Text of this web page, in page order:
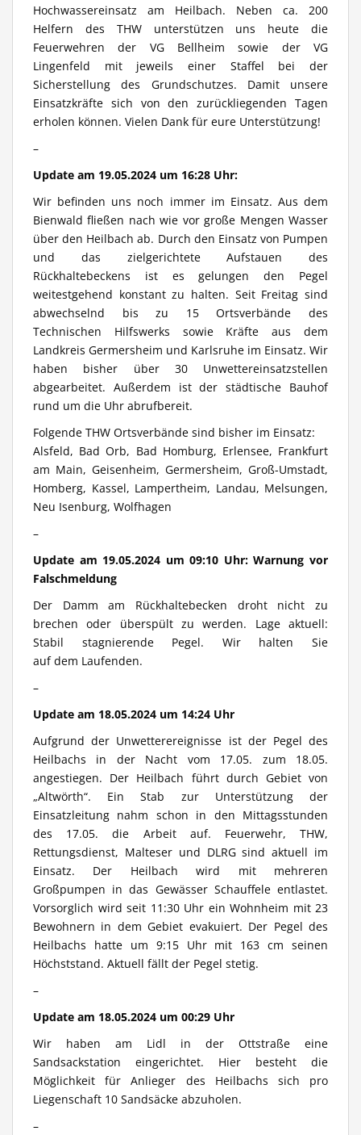
Hochwassereinsatz am Heilbach. Neben ca. 200
Helfern des THW unterstützen uns heute die
Feuerwehren der VG Bellheim sowie der VG
Lingenfeld mit jeweils einer Staffel bei der
Sicherstellung des Grundschutzes. Damit unsere
Einsatzkräfte sich von den zurückliegenden Tagen
erholen können. Vielen Dank für eure Unterstützung!
–
Update am 19.05.2024 um 16:28 Uhr:
Wir befinden uns noch immer im Einsatz. Aus dem
Bienwald fließen nach wie vor große Mengen Wasser
über den Heilbach ab. Durch den Einsatz von Pumpen
und das zielgerichtete Aufstauen des
Rückhaltebeckens ist es gelungen den Pegel
weitestgehend konstant zu halten. Seit Freitag sind
abwechselnd bis zu 15 Ortsverbände des
Technischen Hilfswerks sowie Kräfte aus dem
Landkreis Germersheim und Karlsruhe im Einsatz. Wir
haben bisher über 30 Unwettereinsatzstellen
abgearbeitet. Außerdem ist der städtische Bauhof
rund um die Uhr abrufbereit.
Folgende THW Ortsverbände sind bisher im Einsatz:
Alsfeld, Bad Orb, Bad Homburg, Erlensee, Frankfurt
am Main, Geisenheim, Germersheim, Groß-Umstadt,
Homberg, Kassel, Lampertheim, Landau, Melsungen,
Neu Isenburg, Wolfhagen
–
Update am 19.05.2024 um 09:10 Uhr: Warnung vor
Falschmeldung
Der Damm am Rückhaltebecken droht nicht zu
brechen oder überspült zu werden. Lage aktuell:
Stabil stagnierende Pegel. Wir halten Sie
auf dem Laufenden.
–
Update am 18.05.2024 um 14:24 Uhr
Aufgrund der Unwetterereignisse ist der Pegel des
Heilbachs in der Nacht vom 17.05. zum 18.05.
angestiegen. Der Heilbach führt durch Gebiet von
„Altwörth“. Ein Stab zur Unterstützung der
Einsatzleitung nahm schon in den Mittagsstunden
des 17.05. die Arbeit auf. Feuerwehr, THW,
Rettungsdienst, Malteser und DLRG sind aktuell im
Einsatz. Der Heilbach wird mit mehreren
Großpumpen in das Gewässer Schauffele entlastet.
Vorsorglich wird seit 11:30 Uhr ein Wohnheim mit 23
Bewohnern in dem Gebiet evakuiert. Der Pegel des
Heilbachs hatte um 9:15 Uhr mit 163 cm seinen
Höchststand. Aktuell fällt der Pegel stetig.
–
Update am 18.05.2024 um 00:29 Uhr
Wir haben am Lidl in der Ottstraße eine
Sandsackstation eingerichtet. Hier besteht die
Möglichkeit für Anlieger des Heilbachs sich pro
Liegenschaft 10 Sandsäcke abzuholen.
–